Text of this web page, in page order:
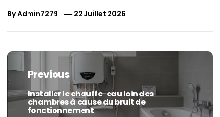
ByAdmin7279 22 Juillet 2026
Navigation
de
l’article
Previous
Previous
post:
Installer le chauffe-eau loin des
chambres à cause du bruit de
fonctionnement